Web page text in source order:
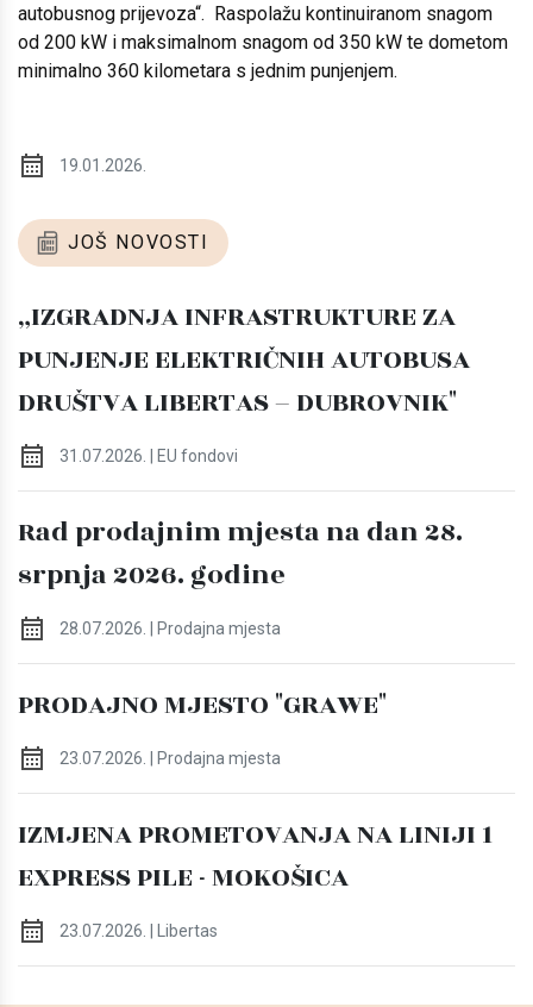
autobusnog prijevoza“. Raspolažu kontinuiranom snagom
od 200 kW i maksimalnom snagom od 350 kW te dometom
minimalno 360 kilometara s jednim punjenjem.
19.01.2026.
JOŠ NOVOSTI
„IZGRADNJA INFRASTRUKTURE ZA
PUNJENJE ELEKTRIČNIH AUTOBUSA
DRUŠTVA LIBERTAS – DUBROVNIK"
31.07.2026. | EU fondovi
Rad prodajnim mjesta na dan 28.
srpnja 2026. godine
28.07.2026. | Prodajna mjesta
PRODAJNO MJESTO "GRAWE"
23.07.2026. | Prodajna mjesta
IZMJENA PROMETOVANJA NA LINIJI 1
EXPRESS PILE - MOKOŠICA
23.07.2026. | Libertas